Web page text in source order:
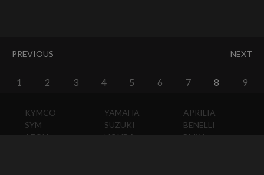
PREVIOUS NEXT
1 2 3 4 5 6 7 8 9
KYMCO
SYM
AEON
YAMAHA
SUZUKI
HONDA
APRILIA
BENELLI
BMW